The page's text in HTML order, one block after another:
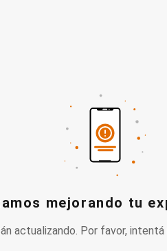
mejorando tu
actualizando. Por favor,